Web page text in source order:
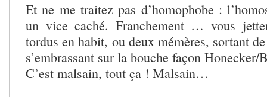
Et ne me traitez pas d’homophobe :
un vice caché. Franchement … vous
tordus en habit, ou deux mémères, sortant
s’embrassant sur la bouche façon Honecker/
C’est malsain, tout ça ! Malsain…